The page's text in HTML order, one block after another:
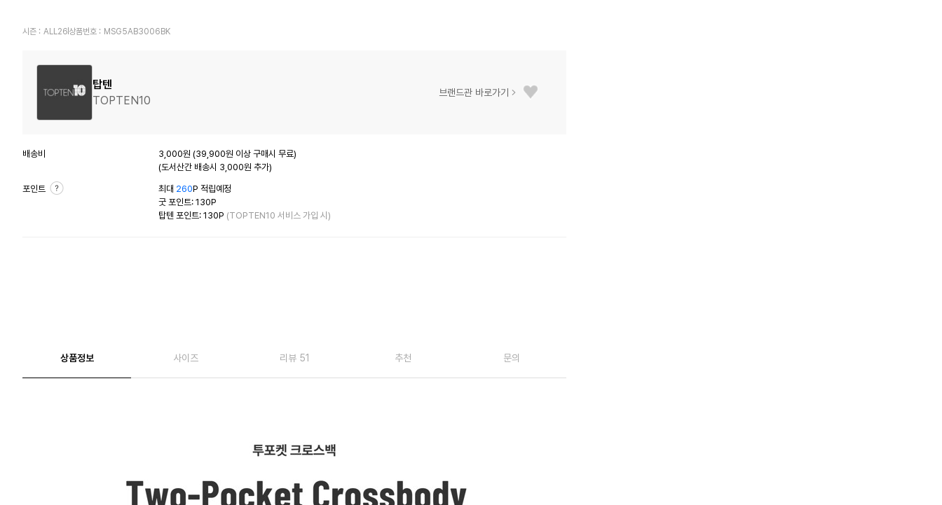
시즌 : ALL26 상품번호 : MSG5AB3006BK
탑텐
TOPTEN10
브랜드관 바로가기
배송비
3,000원 (39,900원 이상 구매시 무료)
(도서산간 배송시 3,000원 추가)
포인트 최대 260P 적립예정
굿 포인트: 130P
탑텐 포인트: 130P (TOPTEN10 서비스 가입 시)
상품정보 사이즈 리뷰 51 추천 문의